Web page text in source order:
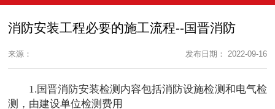
消防安装工程必要的施工流程--国晋消防
来源： 发布日期： 2022-09-16
1.国晋消防安装检测内容包括消防设施检测和电气检
测，由建设单位检测费用